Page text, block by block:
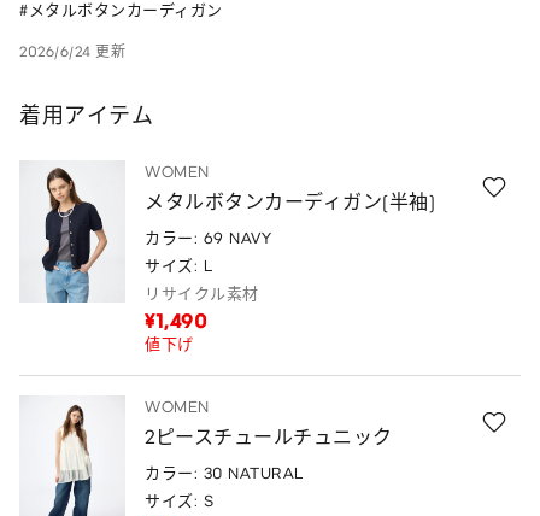
#メタルボタンカーディガン
2026/6/24 更新
着用アイテム
WOMEN
メタルボタンカーディガン(半袖)
カラー: 69 NAVY
サイズ: L
リサイクル素材
¥1,490
値下げ
WOMEN
2ピースチュールチュニック
カラー: 30 NATURAL
サイズ: S